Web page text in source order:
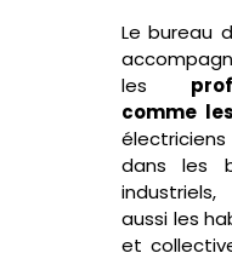
Le bureau
les
comme
dans les
aussi les
et